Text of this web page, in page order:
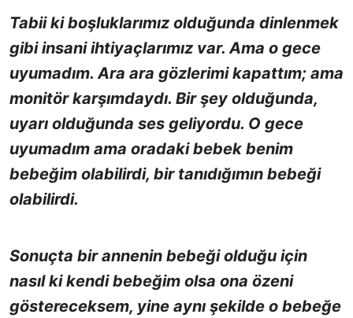
Tabii ki boşluklarımız olduğunda dinlenmek
gibi insani ihtiyaçlarımız var. Ama o gece
uyumadım. Ara ara gözlerimi kapattım; ama
monitör karşımdaydı. Bir şey olduğunda,
uyarı olduğunda ses geliyordu. O gece
uyumadım ama oradaki bebek benim
bebeğim olabilirdi, bir tanıdığımın bebeği
olabilirdi.
Sonuçta bir annenin bebeği olduğu için
nasıl ki kendi bebeğim olsa ona özeni
göstereceksem, yine aynı şekilde o bebeğe